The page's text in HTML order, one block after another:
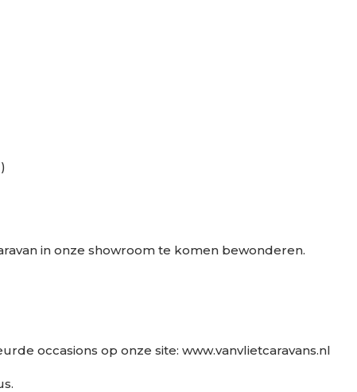
in onze showroom te komen bewonderen.
occasions op onze site: www.vanvlietcaravans.nl